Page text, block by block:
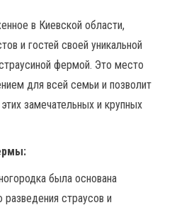
в Киевской области,
и гостей своей уникальной
фермой. Это место
для всей семьи и позволит
замечательных и крупных
была основана
страусов и